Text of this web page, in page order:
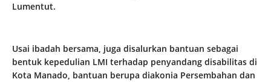
Lumentut.
Usai ibadah bersama, juga disalurkan bantuan sebagai
bentuk kepedulian LMI terhadap penyandang disabilitas di
Kota Manado, bantuan berupa diakonia Persembahan dan